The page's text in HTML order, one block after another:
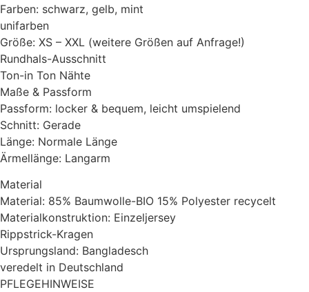
Farben: schwarz, gelb, mint
unifarben
Größe: XS – XXL (weitere Größen auf Anfrage!)
Rundhals-Ausschnitt
Ton-in Ton Nähte
Maße & Passform
Passform: locker & bequem, leicht umspielend
Schnitt: Gerade
Länge: Normale Länge
Ärmellänge: Langarm
Material
Material: 85% Baumwolle-BIO 15% Polyester recycelt
Materialkonstruktion: Einzeljersey
Rippstrick-Kragen
Ursprungsland: Bangladesch
veredelt in Deutschland
PFLEGEHINWEISE